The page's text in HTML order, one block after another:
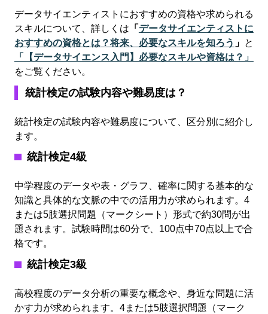
データサイエンティストにおすすめの資格や求められる
スキルについて、詳しくは 「データサイエンティストに
おすすめの資格とは？将来、必要なスキルを知ろう 」 と
「【データサイエンス入門】必要なスキルや資格は？」
をご覧ください。
統計検定の試験内容や難易度は？
統計検定の試験内容や難易度について、区分別に紹介し
ます。
統計検定4級
中学程度のデータや表・グラフ、確率に関する基本的な
知識と具体的な文脈の中での活用力が求められます。 4
または5肢選択問題（マークシート）形式で約30問が出
題されます。試験時間は60分で、 100点中70点以上で合
格です。
統計検定3級
高校程度のデータ分析の重要な概念や、身近な問題に活
かす力が求められます。4または5肢選択問題（マーク